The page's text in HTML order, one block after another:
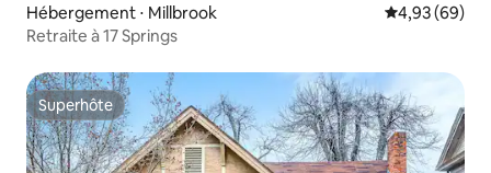
Hébergement ⋅ Millbrook Évaluation
4,93 (69)
Retraite à 17 Springs
Superhôte
Superhôte